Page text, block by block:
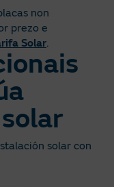
non
prezo e
Solar.
solar con